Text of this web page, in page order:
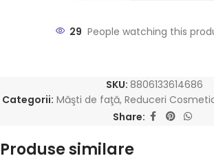
29 People watching this
SKU: 8806133614686
Categorii: Măşti de faţă, Reduceri
Share:
Produse similare